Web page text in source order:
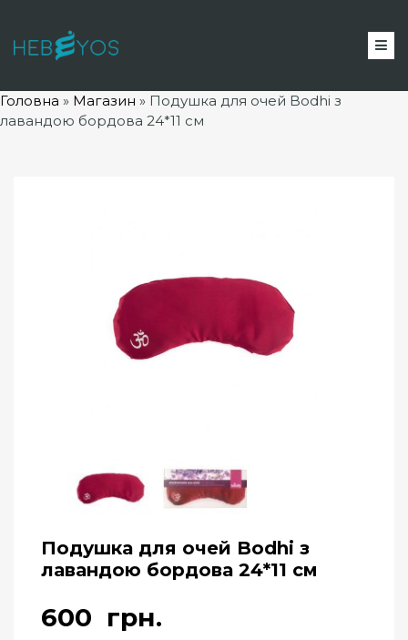
Головна » Магазин » Подушка для очей Bodhi з
лавандою бордова 24*11 см
Подушка для очей Bodhi з
лавандою бордова 24*11 см
600 грн.